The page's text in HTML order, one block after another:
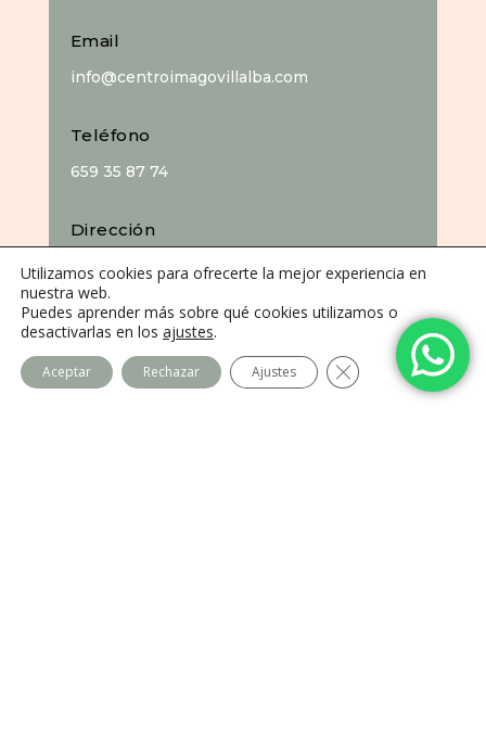
Email
info@centroimagovillalba.com
Teléfono
659 35 87 74
Dirección
C. Camino de la Fonda, 28400 Collado
Villalba, Madrid
Utilizamos cookies para ofrecerte la mejor experiencia en
nuestra web.
Puedes aprender más sobre qué cookies utilizamos o
desactivarlas en los ajustes.
Aceptar Rechazar Ajustes Cerrar el banner de